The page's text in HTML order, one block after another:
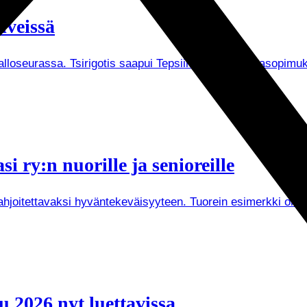
Tsirigotis saapui Tepsiin keväällä
ry:n nuorille ja senioreille
hyväntekeväisyyteen. Tuorein esimerkki on